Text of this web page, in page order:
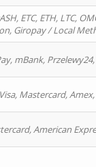
ETC, ETH, LTC,
Giropay / Local
mBank,
Mastercard, Amex,
American